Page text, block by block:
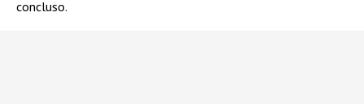
concluso.